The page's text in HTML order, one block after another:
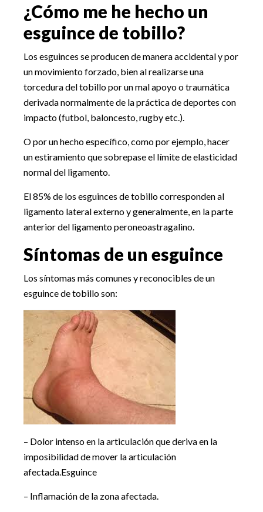
¿Cómo me he hecho un
esguince de tobillo?
Los esguinces se producen de manera accidental y por
un movimiento forzado, bien al realizarse una
torcedura del tobillo por un mal apoyo o traumática
derivada normalmente de la práctica de deportes con
impacto (futbol, baloncesto, rugby etc.).
O por un hecho específico, como por ejemplo, hacer
un estiramiento que sobrepase el límite de elasticidad
normal del ligamento.
El 85% de los esguinces de tobillo corresponden al
ligamento lateral externo y generalmente, en la parte
anterior del ligamento peroneoastragalino.
Síntomas de un esguince
Los síntomas más comunes y reconocibles de un
esguince de tobillo son:
– Dolor intenso en la articulación que deriva en la
imposibilidad de mover la articulación
afectada.Esguince
– Inflamación de la zona afectada.